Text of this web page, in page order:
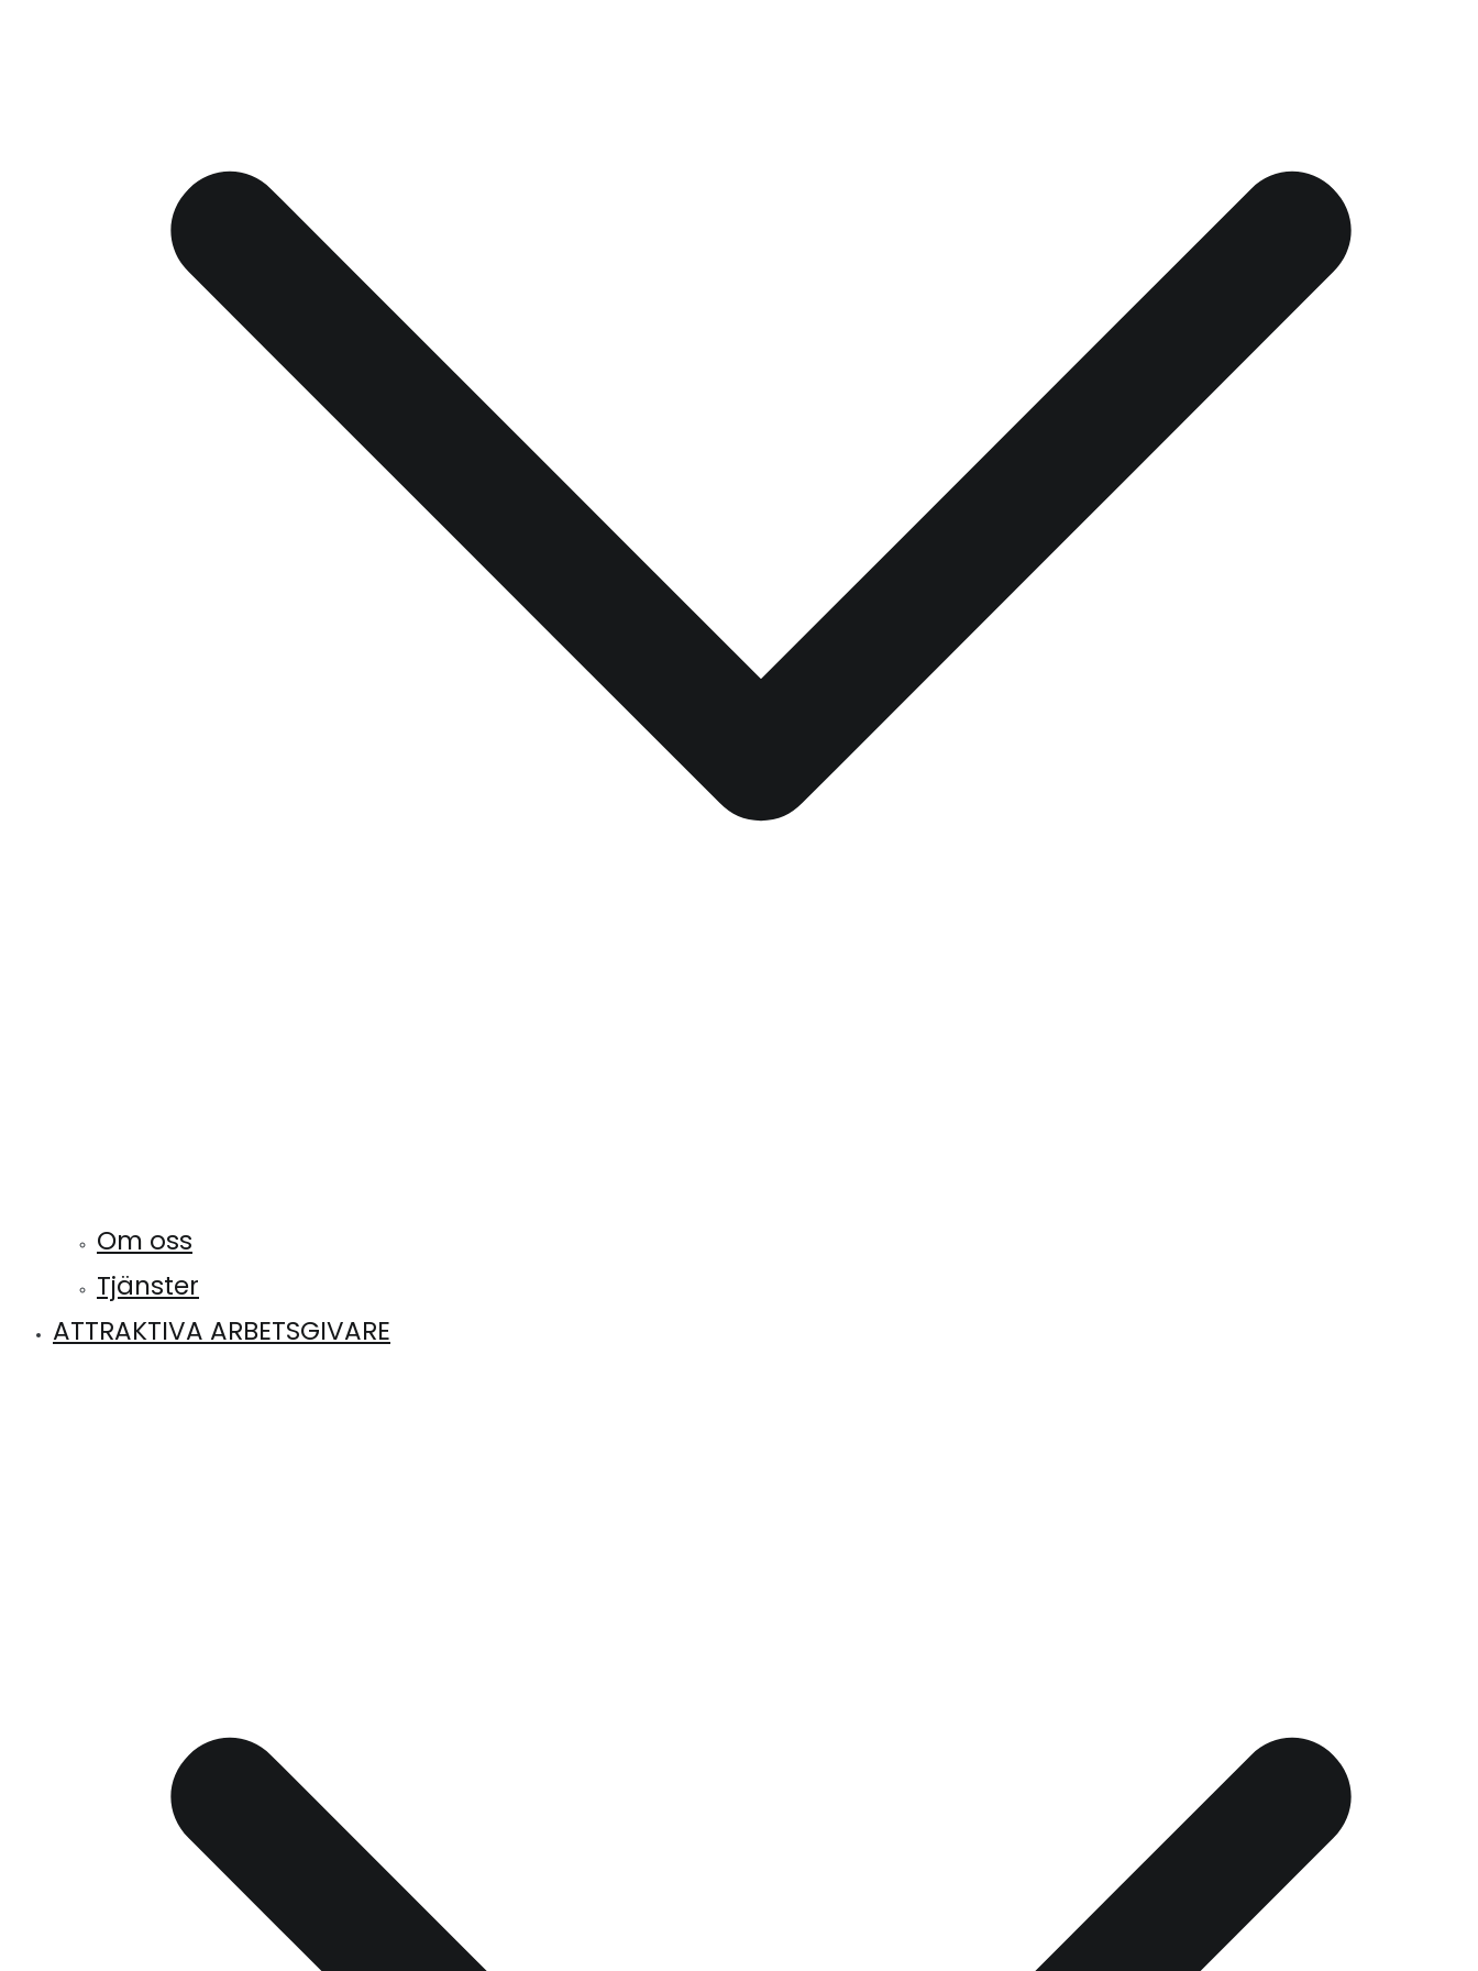
Om oss
Tjänster
ATTRAKTIVA ARBETSGIVARE